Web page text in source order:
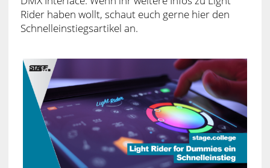
Rider haben wollt, schaut euch gerne hier den
Schnelleinstiegsartikel an.